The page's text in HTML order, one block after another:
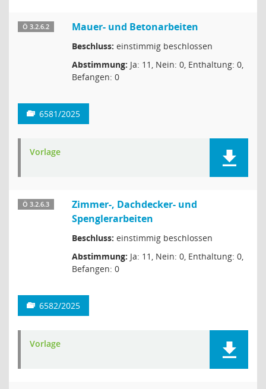
Ö 3.2.6.2 Mauer- und Betonarbeiten
Beschluss: einstimmig beschlossen
Abstimmung: Ja: 11, Nein: 0, Enthaltung: 0,
Befangen: 0
6581/2025
Vorlage
Ö 3.2.6.3
Zimmer-, Dachdecker- und
Spenglerarbeiten
Beschluss: einstimmig beschlossen
Abstimmung: Ja: 11, Nein: 0, Enthaltung: 0,
Befangen: 0
6582/2025
Vorlage